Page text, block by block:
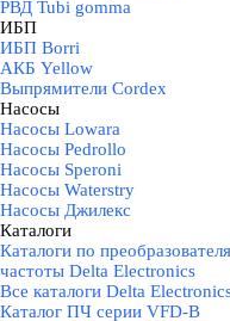
РВД Tubi gomma
ИБП
ИБП Borri
АКБ Yellow
Выпрямители Cordex
Насосы
Насосы Lowara
Насосы Pedrollo
Насосы Speroni
Насосы Waterstry
Насосы Джилекс
Каталоги
Каталоги по
частоты Delta Electronics
Все каталоги Delta
Каталог ПЧ серии VFD-B